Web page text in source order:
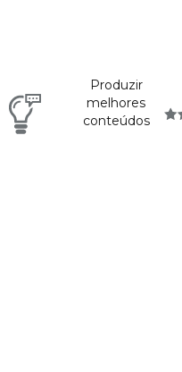
Produzir
melhores
conteúdos